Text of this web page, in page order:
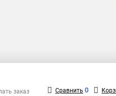
заказ Сравнить 0